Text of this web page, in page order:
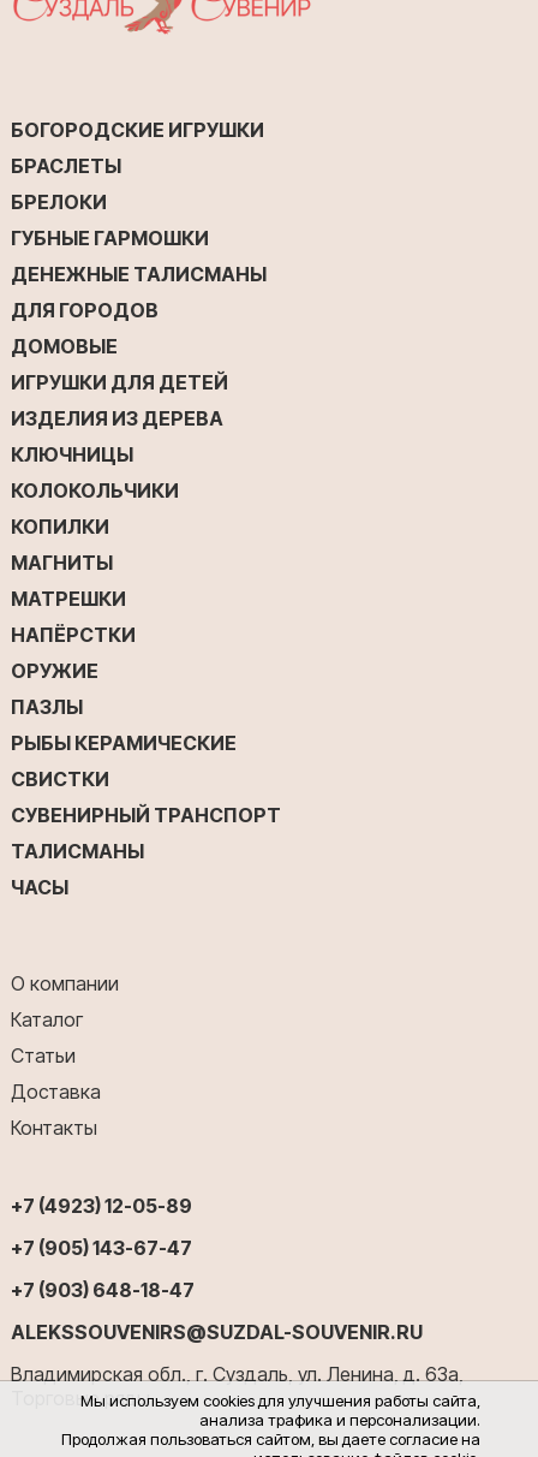
Мы используем cookies для улучшения работы сайта,
анализа трафика и персонализации.
Продолжая пользоваться сайтом, вы даете согласие на
БОГОРОДСКИЕ ИГРУШКИ
БРАСЛЕТЫ
БРЕЛОКИ
ГУБНЫЕ ГАРМОШКИ
ДЕНЕЖНЫЕ ТАЛИСМАНЫ
ДЛЯ ГОРОДОВ
ДОМОВЫЕ
ИГРУШКИ ДЛЯ ДЕТЕЙ
ИЗДЕЛИЯ ИЗ ДЕРЕВА
КЛЮЧНИЦЫ
КОЛОКОЛЬЧИКИ
КОПИЛКИ
МАГНИТЫ
МАТРЕШКИ
НАПЁРСТКИ
ОРУЖИЕ
ПАЗЛЫ
РЫБЫ КЕРАМИЧЕСКИЕ
СВИСТКИ
СУВЕНИРНЫЙ ТРАНСПОРТ
ТАЛИСМАНЫ
ЧАСЫ
О компании
Каталог
Статьи
Доставка
Контакты
+7 (4923) 12-05-89
+7 (905) 143-67-47
+7 (903) 648-18-47
ALEKSSOUVENIRS@SUZDAL-SOUVENIR.RU
Владимирская обл., г. Суздаль, ул. Ленина, д. 63а,
Торговые ряды